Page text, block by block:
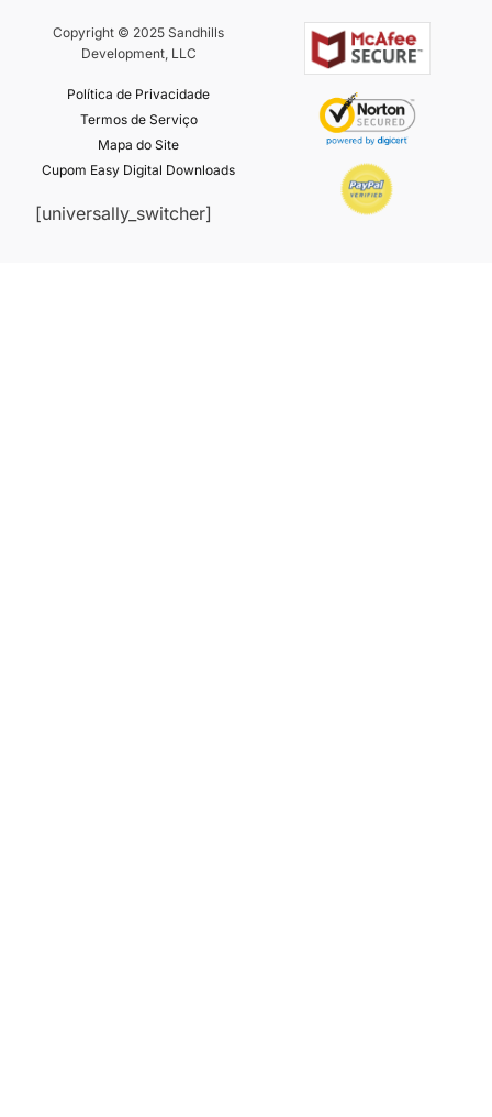
Copyright © 2025 Sandhills
Development, LLC
Política de Privacidade
Termos de Serviço
Mapa do Site
Cupom Easy Digital Downloads
[universally_switcher]